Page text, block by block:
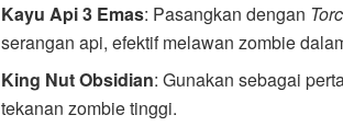
Kayu Api 3 Emas: Pasangkan dengan
serangan api, efektif melawan zombie
King Nut Obsidian: Gunakan sebagai
tekanan zombie tinggi.